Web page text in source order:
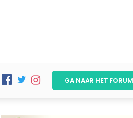
GA NAAR HET FORUM